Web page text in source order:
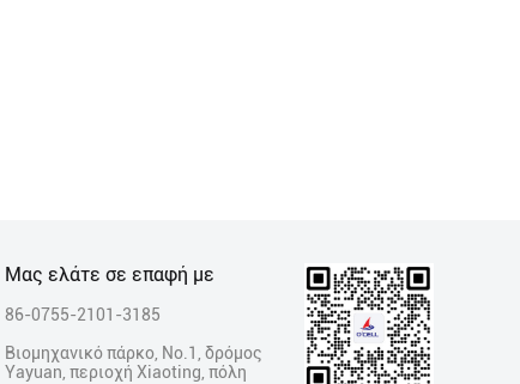
Μας ελάτε σε επαφή με
86-0755-2101-3185
Βιομηχανικό πάρκο, No.1, δρόμος
Yayuan, περιοχή Xiaoting, πόλη